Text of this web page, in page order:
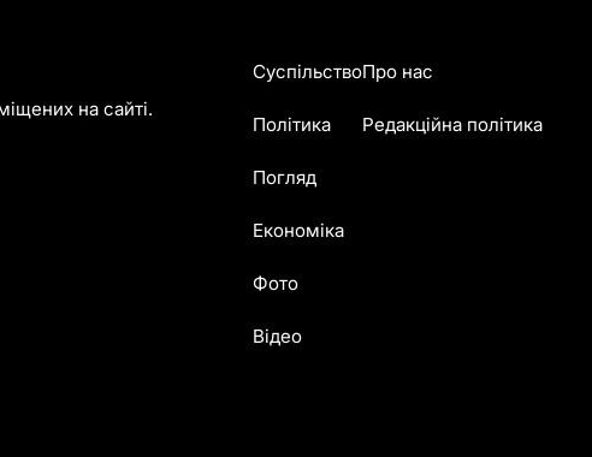
на сайті.
Суспільство
Політика
Погляд
Економіка
Фото
Відео
Про нас
Редакційна політика